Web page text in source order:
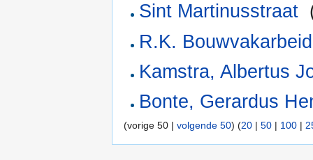
Sint Martinusstraat
R.K.
Kamstra, Albertus
Bonte, Gerardus
(vorige 50 | volgende 50) (20 | 50 | 100 |